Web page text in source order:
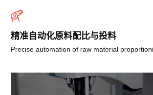
精准自动化原料配比与投料
Precise automation of raw material